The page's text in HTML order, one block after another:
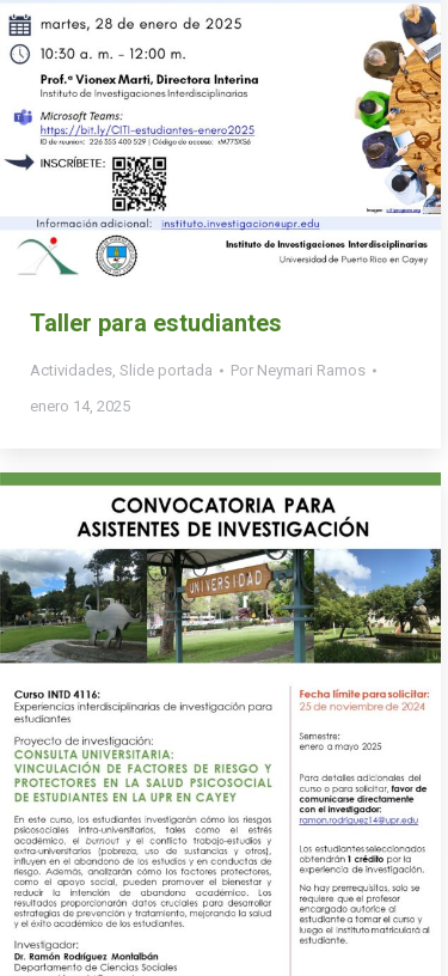
Taller para estudiantes
Actividades, Slide portada Por Neymari Ramos
enero 14, 2025